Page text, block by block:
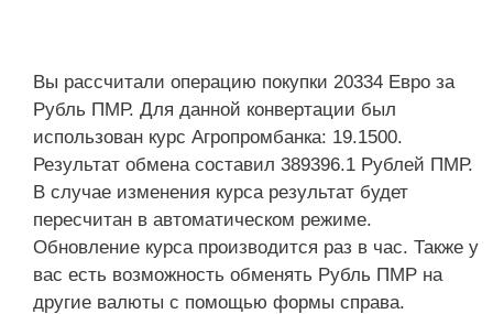
Вы рассчитали операцию покупки 20334 Евро за
Рубль ПМР. Для данной конвертации был
использован курс Агропромбанка: 19.1500.
Результат обмена составил 389396.1 Рублей ПМР.
В случае изменения курса результат будет
пересчитан в автоматическом режиме.
Обновление курса производится раз в час. Также у
вас есть возможность обменять Рубль ПМР на
другие валюты с помощью формы справа.